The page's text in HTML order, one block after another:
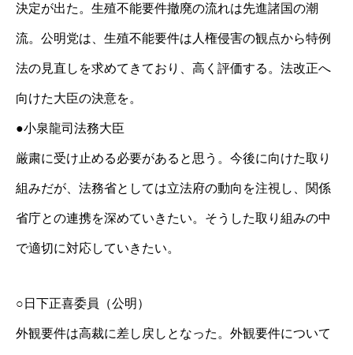
決定が出た。生殖不能要件撤廃の流れは先進諸国の潮
流。公明党は、生殖不能要件は人権侵害の観点から特例
法の見直しを求めてきており、高く評価する。法改正へ
向けた大臣の決意を。
●小泉龍司法務大臣
厳粛に受け止める必要があると思う。今後に向けた取り
組みだが、法務省としては立法府の動向を注視し、関係
省庁との連携を深めていきたい。そうした取り組みの中
で適切に対応していきたい。
○日下正喜委員（公明）
外観要件は高裁に差し戻しとなった。外観要件について